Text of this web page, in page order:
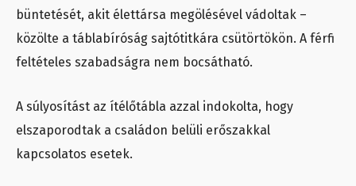
büntetését, akit élettársa megölésével vádoltak –
közölte a táblabíróság sajtótitkára csütörtökön. A férfi
feltételes szabadságra nem bocsátható.
A súlyosítást az ítélőtábla azzal indokolta, hogy
elszaporodtak a családon belüli erőszakkal
kapcsolatos esetek.